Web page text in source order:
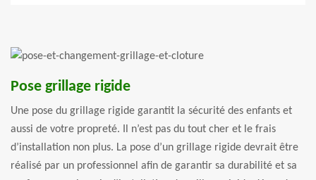
Pose grillage rigide
Une pose du grillage rigide garantit la sécurité des enfants et
aussi de votre propreté. Il n’est pas du tout cher et le frais
d’installation non plus. La pose d’un grillage rigide devrait être
réalisé par un professionnel afin de garantir sa durabilité et sa